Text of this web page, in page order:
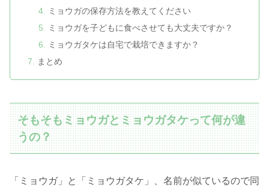
ミョウガの保存方法を教えてください
ミョウガを子どもに食べさせても大丈夫ですか？
ミョウガタケは自宅で栽培できますか？
まとめ
そもそもミョウガとミョウガタケって何が違
うの？
「ミョウガ」と「ミョウガタケ」、名前が似ているので同